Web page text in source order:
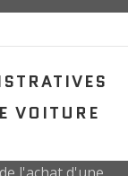
VOITURE